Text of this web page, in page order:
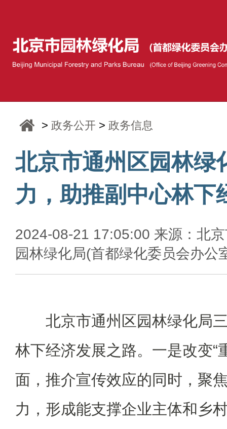
>政务公开 >政务信息
北京市通州区园林绿
力，助推副中心林下
2024-08-21 17:05:00 来源：北
园林绿化局(首都绿化委员会办公
北京市通州区园林绿化局
林下经济发展之路。一是改变“
面，推介宣传效应的同时，聚
力，形成能支撑企业主体和乡